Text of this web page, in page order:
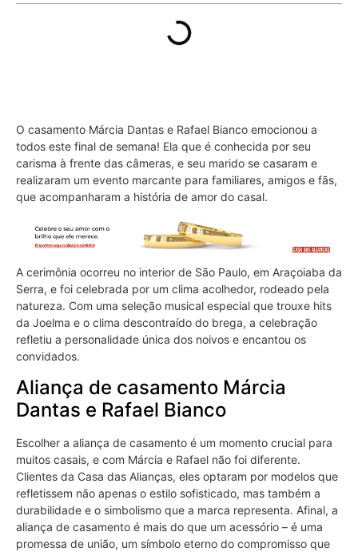
O casamento Márcia Dantas e Rafael Bianco emocionou a
todos este final de semana! Ela que é conhecida por seu
carisma à frente das câmeras, e seu marido se casaram e
realizaram um evento marcante para familiares, amigos e fãs,
que acompanharam a história de amor do casal.
A cerimônia ocorreu no interior de São Paulo, em Araçoiaba da
Serra, e foi celebrada por um clima acolhedor, rodeado pela
natureza. Com uma seleção musical especial que trouxe hits
da Joelma e o clima descontraído do brega, a celebração
refletiu a personalidade única dos noivos e encantou os
convidados.
Aliança de casamento Márcia
Dantas e Rafael Bianco
Escolher a aliança de casamento é um momento crucial para
muitos casais, e com Márcia e Rafael não foi diferente.
Clientes da Casa das Alianças, eles optaram por modelos que
refletissem não apenas o estilo sofisticado, mas também a
durabilidade e o simbolismo que a marca representa. Afinal, a
aliança de casamento é mais do que um acessório – é uma
promessa de união, um símbolo eterno do compromisso que